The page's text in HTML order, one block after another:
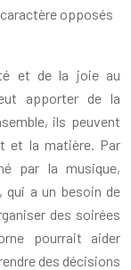
opposés
et de la joie au
apporter de la
ils peuvent
et la matière. Par
par la musique,
qui a un besoin de
des soirées
pourrait aider
des décisions